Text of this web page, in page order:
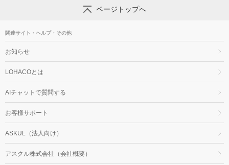
ページトップへ
関連サイト・ヘルプ・その他
お知らせ
LOHACOとは
AIチャットで質問する
お客様サポート
ASKUL（法人向け）
アスクル株式会社（会社概要）